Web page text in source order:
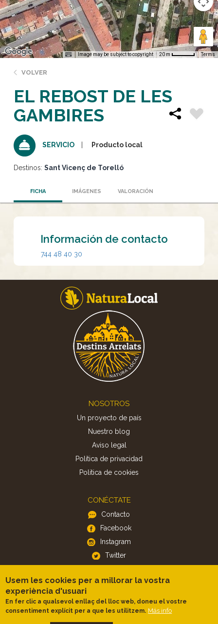
Image may be subject to copyright 20 m Terms
VOLVER
EL REBOST DE LES
GAMBIRES
SERVICIO Producto local
Destinos: Sant Vicenç de Torelló
FICHA IMÁGENES VALORACIÓN
Información de contacto
744 48 40 30
NOSOTROS
Un proyecto de país
Nuestro blog
Aviso legal
Política de privacidad
Politica de cookies
CONÉCTATE
Contacto
Facebook
Instagram
Twitter
APP
iOS
Android
Usem les cookies per a millorar la vostra
experiència d'usuari
En fer clic a qualsevol enllaç del lloc web, doneu el vostre
consentiment explícit per a que les utilitzem. Más info